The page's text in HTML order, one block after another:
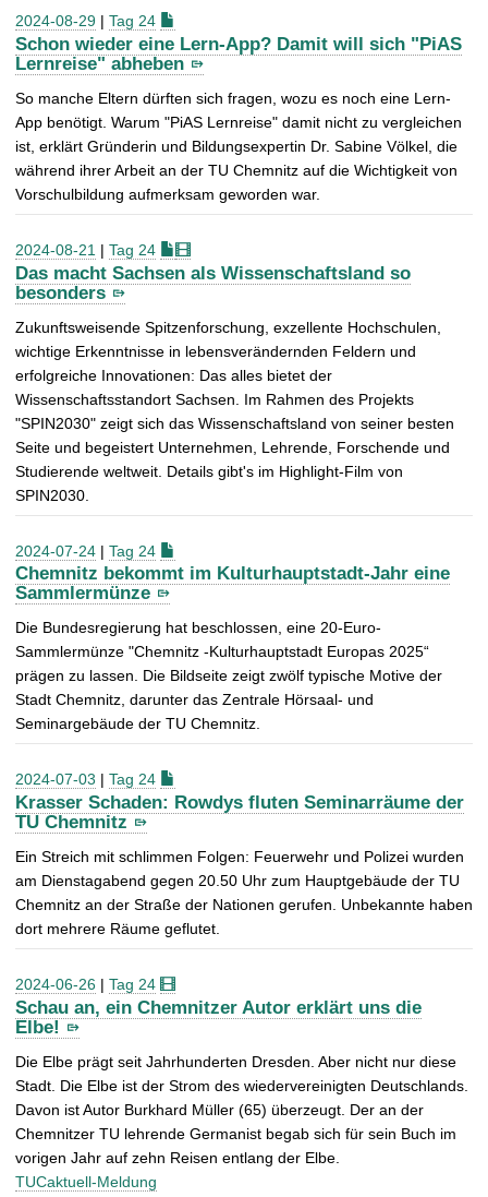
:
2024-08-29 | Tag 24
Schon wieder eine Lern-App? Damit will sich "PiAS
Lernreise" abheben
So manche Eltern dürften sich fragen, wozu es noch eine Lern-
App benötigt. Warum "PiAS Lernreise" damit nicht zu vergleichen
ist, erklärt Gründerin und Bildungsexpertin Dr. Sabine Völkel, die
während ihrer Arbeit an der TU Chemnitz auf die Wichtigkeit von
Vorschulbildung aufmerksam geworden war.
2024-08-21 | Tag 24
Das macht Sachsen als Wissenschaftsland so
besonders
Zukunftsweisende Spitzenforschung, exzellente Hochschulen,
wichtige Erkenntnisse in lebensverändernden Feldern und
erfolgreiche Innovationen: Das alles bietet der
Wissenschaftsstandort Sachsen. Im Rahmen des Projekts
"SPIN2030" zeigt sich das Wissenschaftsland von seiner besten
Seite und begeistert Unternehmen, Lehrende, Forschende und
Studierende weltweit. Details gibt's im Highlight-Film von
SPIN2030.
2024-07-24 | Tag 24
Chemnitz bekommt im Kulturhauptstadt-Jahr eine
Sammlermünze
Die Bundesregierung hat beschlossen, eine 20-Euro-
Sammlermünze "Chemnitz -Kulturhauptstadt Europas 2025“
prägen zu lassen. Die Bildseite zeigt zwölf typische Motive der
Stadt Chemnitz, darunter das Zentrale Hörsaal- und
Seminargebäude der TU Chemnitz.
2024-07-03 | Tag 24
Krasser Schaden: Rowdys fluten Seminarräume der
TU Chemnitz
Ein Streich mit schlimmen Folgen: Feuerwehr und Polizei wurden
am Dienstagabend gegen 20.50 Uhr zum Hauptgebäude der TU
Chemnitz an der Straße der Nationen gerufen. Unbekannte haben
dort mehrere Räume geflutet.
2024-06-26 | Tag 24
Schau an, ein Chemnitzer Autor erklärt uns die
Elbe!
Die Elbe prägt seit Jahrhunderten Dresden. Aber nicht nur diese
Stadt. Die Elbe ist der Strom des wiedervereinigten Deutschlands.
Davon ist Autor Burkhard Müller (65) überzeugt. Der an der
Chemnitzer TU lehrende Germanist begab sich für sein Buch im
vorigen Jahr auf zehn Reisen entlang der Elbe.
TUCaktuell-Meldung